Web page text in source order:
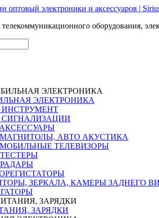
оборудования,
ЭЛЕКТРОНИКА
ИНСТРУМЕНТ
СИГНАЛИЗАЦИИ
АВТО АКУСТИКА
ТЕЛЕВИЗОРЫ
ЗЕРКАЛА, КАМЕРЫ ЗАДНЕГО
ЗАРЯДКИ